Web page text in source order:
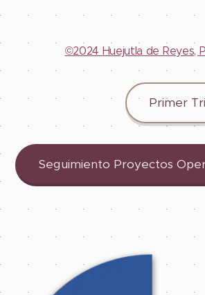
©2024 Huejutla de Reyes,
Primer
Seguimiento Proyectos